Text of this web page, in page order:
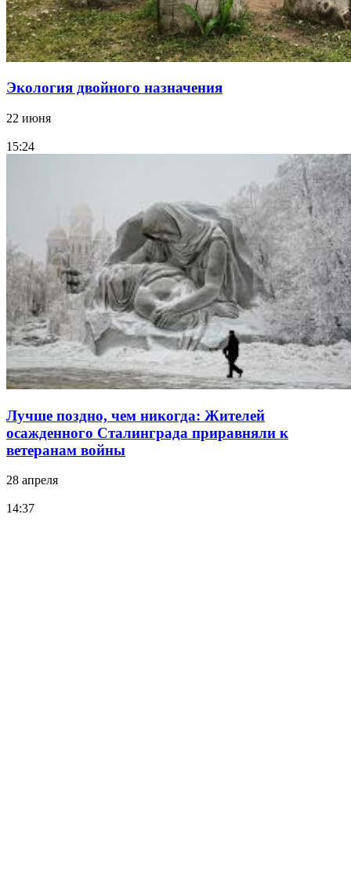
Экология двойного назначения
22 июня
15:24
Лучше поздно, чем никогда: Жителей
осажденного Сталинграда приравняли к
ветеранам войны
28 апреля
14:37